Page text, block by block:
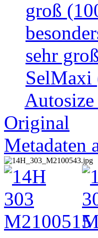
groß
sehr groß
SelMaxi
Autosize
Original
Metadaten